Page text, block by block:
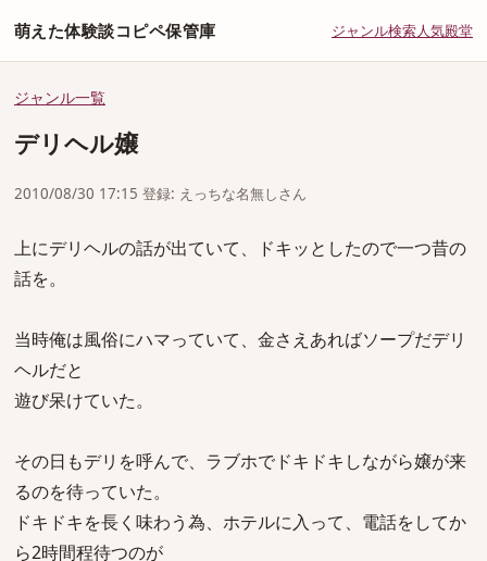
萌えた体験談コピペ保管庫 ジャンル検索人気殿堂
ジャンル一覧
デリヘル嬢
2010/08/30 17:15 登録: えっちな名無しさん
上にデリヘルの話が出ていて、ドキッとしたので一つ昔の
話を。
当時俺は風俗にハマっていて、金さえあればソープだデリ
ヘルだと
遊び呆けていた。
その日もデリを呼んで、ラブホでドキドキしながら嬢が来
るのを待っていた。
ドキドキを長く味わう為、ホテルに入って、電話をしてか
ら2時間程待つのが